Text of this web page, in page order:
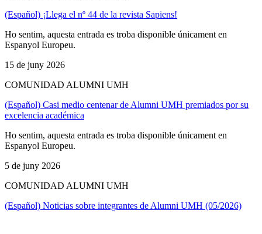
(Español) ¡Llega el nº 44 de la revista Sapiens!
Ho sentim, aquesta entrada es troba disponible únicament en
Espanyol Europeu.
15 de juny 2026
COMUNIDAD ALUMNI UMH
(Español) Casi medio centenar de Alumni UMH premiados por su
excelencia académica
Ho sentim, aquesta entrada es troba disponible únicament en
Espanyol Europeu.
5 de juny 2026
COMUNIDAD ALUMNI UMH
(Español) Noticias sobre integrantes de Alumni UMH (05/2026)